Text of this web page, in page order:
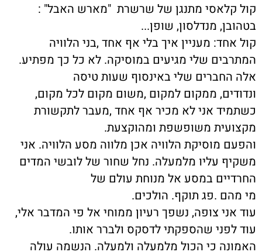
קול קלאסי מתנגן של שרשרת "מארש האבל" :
בטהובן, מנדלסון, שופן...
קול אחד: מעניין איך בלי אף אחד ,בני הלוויה
המתרבים שלי מגיעים במוסיקה. לא כל כך מפתיע.
אלה החברים שלי באינסוף שעות טיסה
ונדודים, ממקום למקום ,משום מקום לכל מקום,
כשתמיד אני לא מכיר אף אחד ,מעבר לתקשורת
מקצועית משופשפת ומהוקצעת.
והפעם מוסיקת הלוויה אכן מלווה מסע הלוויה. אני
משקיף עליו מלמעלה. נחל שחור של לובשי המדים
החרדיים במסע אל מנוחת עולם של
מי מהם .פג תוקף. הולכים.
עוד אני צופה, נשפך רעיון ממוחי אל פי המדבר אלי,
עוד לפני שהספקתי לדסקס ולברר אותו.
האמונה כי הכול מלמעלה ולמעלה. הנשמה עולה